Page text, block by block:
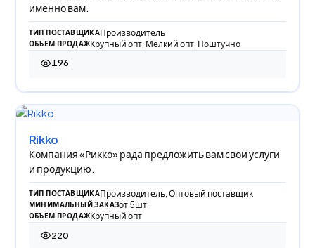
именно вам.
ТИП ПОСТАВЩИКАПроизводитель
ОБЪЕМ ПРОДАЖКрупный опт, Мелкий опт, Поштучно
196
196 просмотров
Rikko
Компания «Рикко» рада предложить вам свои услуги
и продукцию.
ТИП ПОСТАВЩИКАПроизводитель, Оптовый поставщик
МИНИМАЛЬНЫЙ ЗАКАЗот 5шт.
ОБЪЕМ ПРОДАЖКрупный опт
220
220 просмотров